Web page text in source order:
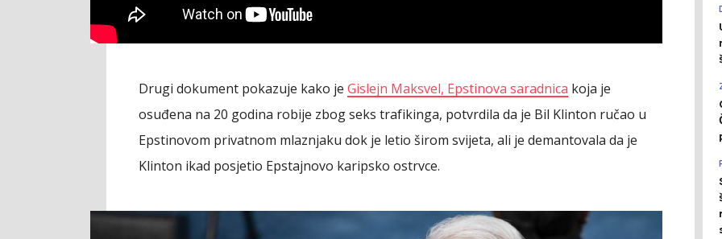
Drugi dokument pokazuje kako je Gislejn Maksvel, Epstinova saradnica koja je
osuđena na 20 godina robije zbog seks trafikinga, potvrdila da je Bil Klinton ručao u
Epstinovom privatnom mlaznjaku dok je letio širom svijeta, ali je demantovala da je
Klinton ikad posjetio Epstajnovo karipsko ostrvce.